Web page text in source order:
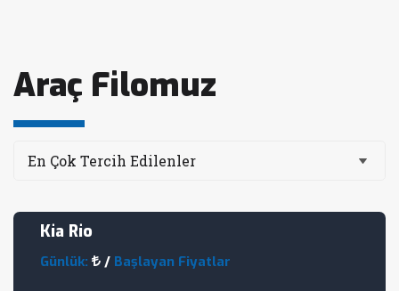
Araç Filomuz
Kia Rio
Günlük: / Başlayan Fiyatlar